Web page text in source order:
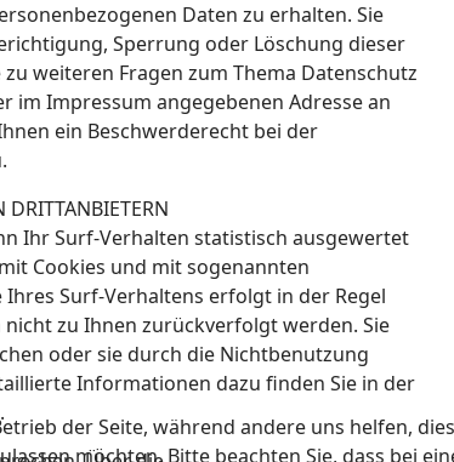
Daten zu erhalten. Sie
Sperrung oder Löschung dieser
weiteren Fragen zum Thema Datenschutz
im Impressum angegebenen Adresse an
ein Beschwerderecht bei der
DRITTANBIETERN
Ihr Surf-Verhalten statistisch ausgewertet
Cookies und mit sogenannten
Surf-Verhaltens erfolgt in der Regel
zu Ihnen zurückverfolgt werden. Sie
oder sie durch die Nichtbenutzung
Informationen dazu finden Sie in der
der Seite, während andere uns helfen,
möchten. Bitte beachten Sie, dass bei